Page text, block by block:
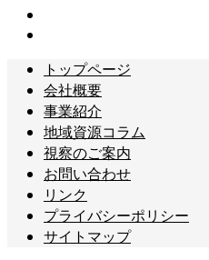
トップページ
会社概要
事業紹介
地域資源コラム
視察のご案内
お問い合わせ
リンク
プライバシーポリシー
サイトマップ